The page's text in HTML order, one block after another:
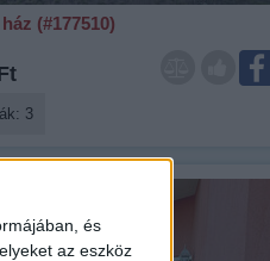
és
az eszköz
(#177510)
3